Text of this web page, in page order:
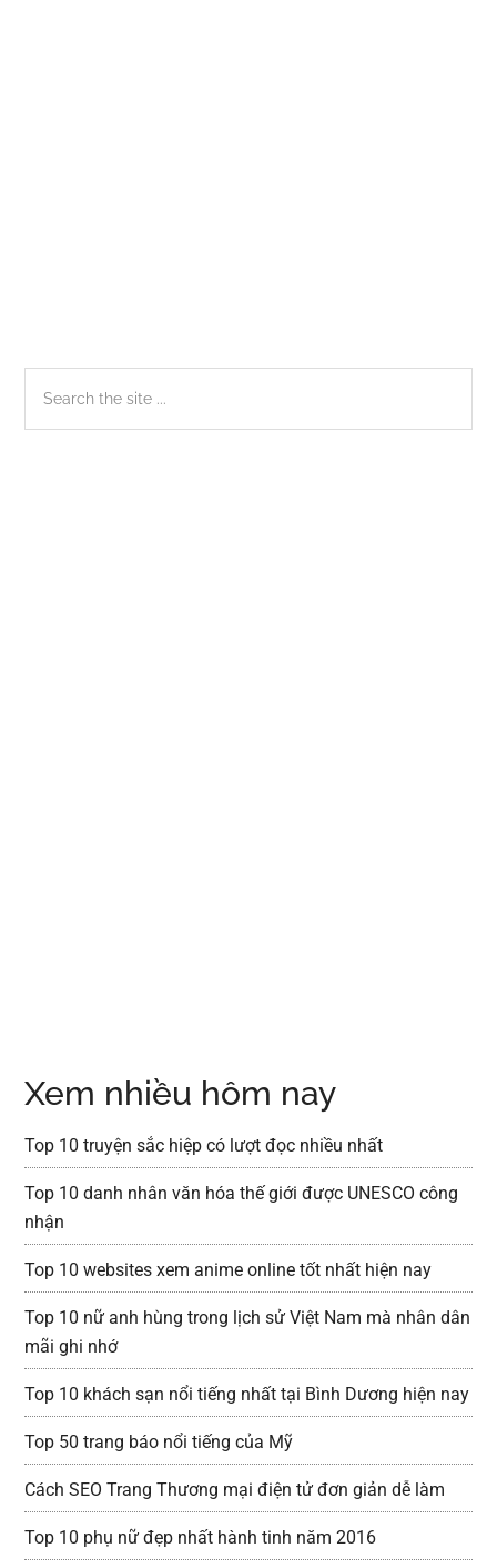
Sidebar
chính
the
Xem nhiều hôm nay
Top 10 truyện sắc hiệp có lượt đọc nhiều nhất
Top 10 danh nhân văn hóa thế giới được UNESCO công
nhận
Top 10 websites xem anime online tốt nhất hiện nay
Top 10 nữ anh hùng trong lịch sử Việt Nam mà nhân dân
mãi ghi nhớ
Top 10 khách sạn nổi tiếng nhất tại Bình Dương hiện nay
Top 50 trang báo nổi tiếng của Mỹ
Cách SEO Trang Thương mại điện tử đơn giản dễ làm
Top 10 phụ nữ đẹp nhất hành tinh năm 2016